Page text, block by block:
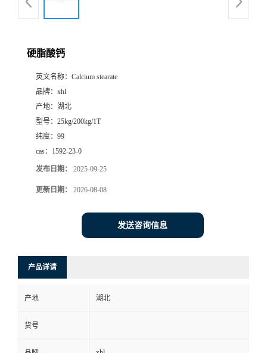
硬脂酸钙
英文名称： Calcium stearate
品牌： xhl
产地： 湖北
型号： 25kg/200kg/1T
纯度： 99
cas： 1592-23-0
发布日期： 2025-09-25
更新日期： 2026-08-08
发送咨询信息
产品详请
产地 湖北
货号